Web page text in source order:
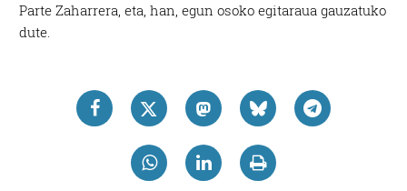
Parte Zaharrera, eta, han, egun osoko egitaraua gauzatuko
dute.